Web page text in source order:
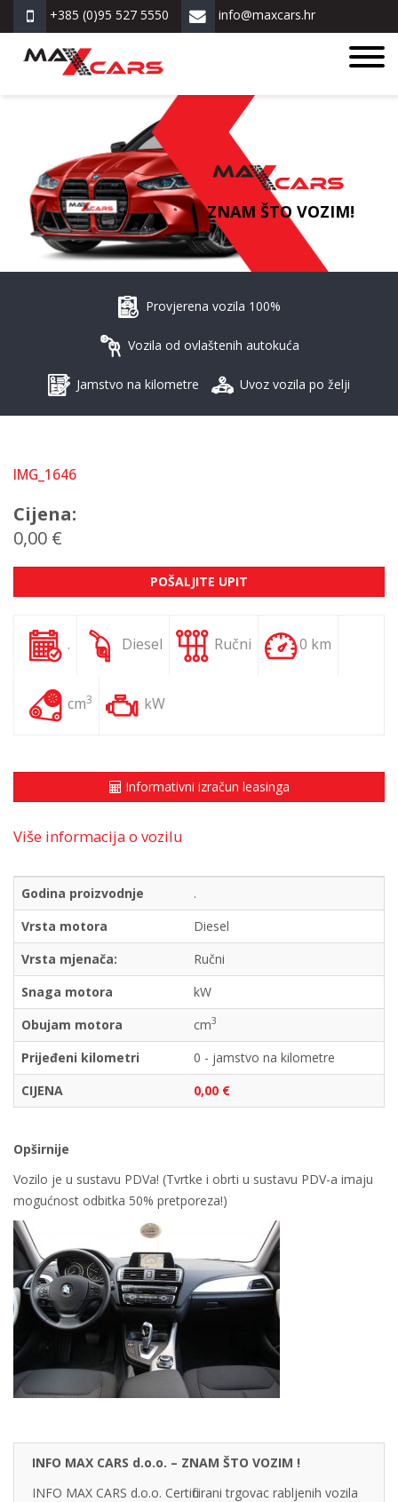
+385 (0)95 527 5550 info@maxcars.hr
ZNAM ŠTO VOZIM!
Provjerena vozila 100%
Vozila od ovlaštenih autokuća
Jamstvo na kilometre Uvoz vozila po želji
IMG_1646
Cijena:
0,00 €
POŠALJITE UPIT
. Diesel Ručni 0 km
cm3 kW
Informativni izračun leasinga
Više informacija o vozilu
Godina proizvodnje
.
Vrsta motora
Diesel
Vrsta mjenača:
Ručni
Snaga motora
kW
Obujam motora
cm3
Prijeđeni kilometri
0 - jamstvo na kilometre
CIJENA
0,00 €
Opširnije
Vozilo je u sustavu PDVa! (Tvrtke i obrti u sustavu PDV-a imaju
mogućnost odbitka 50% pretporeza!)
INFO MAX CARS d.o.o. – ZNAM ŠTO VOZIM !
INFO MAX CARS d.o.o. Certificirani trgovac rabljenih vozila